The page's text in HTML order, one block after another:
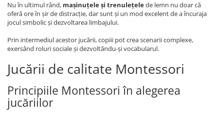
Nu în ultimul rând, mașinuțele și trenulețelede lemn nu doar că
oferă ore în șir de distracție, dar sunt și un mod excelent de a încuraja
jocul simbolic și dezvoltarea limbajului.
Prin intermediul acestor jucării, copiii pot crea scenarii complexe,
exersând roluri sociale și dezvoltându-și vocabularul.
Jucării de calitate Montessori
Principiile Montessori în alegerea
jucăriilor